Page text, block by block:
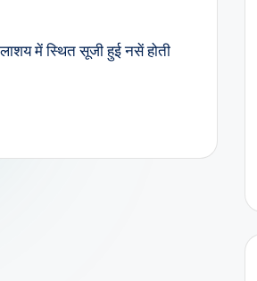
में स्थित सूजी हुई नसें होती